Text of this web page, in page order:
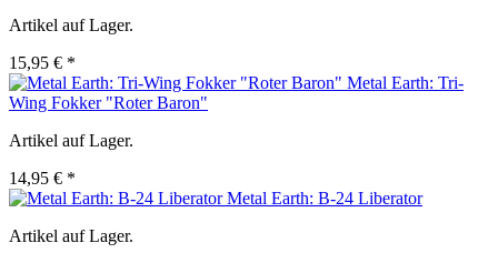
Artikel auf Lager.
15,95 € *
Metal Earth: Tri-
Wing Fokker "Roter Baron"
Artikel auf Lager.
14,95 € *
Metal Earth: B-24 Liberator
Artikel auf Lager.